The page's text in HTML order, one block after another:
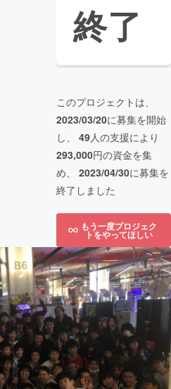
終了
このプロジェクトは、
2023/03/20に募集を開始
し、 49人の支援により
293,000円の資金を集
め、 2023/04/30に募集を
終了しました
もう一度プロジェク
トをやってほしい